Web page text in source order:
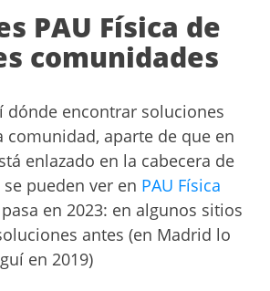
PAU Física de
comunidades
dónde encontrar soluciones
comunidad, aparte de que en
enlazado en la cabecera de
pueden ver en PAU Física
en 2023: en algunos sitios
antes (en Madrid lo
en 2019)